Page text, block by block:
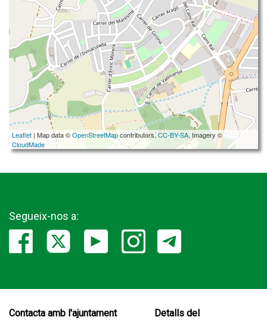
Leaflet | Map data ©OpenStreetMapcontributors,CC-BY-SA, Imagery ©
CloudMade
Segueix-nos a:
Contacta amb l'ajuntament
Detalls del